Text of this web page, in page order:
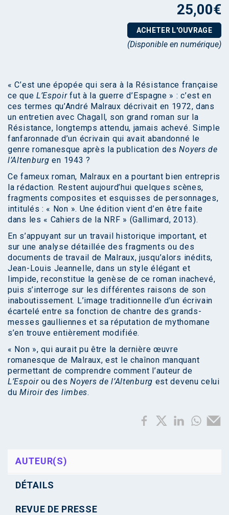
25,00€
ACHETER L'OUVRAGE
(Disponible en numérique)
« C’est une épopée qui sera à la Résistance française
ce que L’Espoirfut à la guerre d’Espagne » : c’est en
ces termes qu’André Malraux décrivait en 1972, dans
un entretien avec Chagall, son grand roman sur la
Résistance, longtemps attendu, jamais achevé. Simple
fanfaronnade d’un écrivain qui avait abandonné le
genre romanesque après la publication desNoyers de
l’Altenburg en 1943 ?
Ce fameux roman, Malraux en a pourtant bien entrepris
la rédaction. Restent aujourd’hui quelques scènes,
fragments composites et esquisses de personnages,
intitulés : « Non ». Une édition vient d’en être faite
dans les « Cahiers de la NRF » (Gallimard, 2013).
En s’appuyant sur un travail historique important, et
sur une analyse détaillée des fragments ou des
documents de travail de Malraux, jusqu’alors inédits,
Jean-Louis Jeannelle, dans un style élégant et
limpide, reconstitue la genèse de ce roman inachevé,
puis s’interroge sur les différentes raisons de son
inaboutissement. L’image traditionnelle d’un écrivain
écartelé entre sa fonction de chantre des grands-
messes gaulliennes et sa réputation de mythomane
s’en trouve entièrement modifiée.
« Non », qui aurait pu être la dernière œuvre
romanesque de Malraux, est le chaînon manquant
permettant de comprendre comment l’auteur de
L’Espoirou desNoyers de l’Altenburg est devenu celui
duMiroir des limbes.
AUTEUR(S)
DÉTAILS
REVUE DE PRESSE